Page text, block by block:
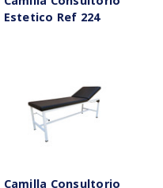
Estetico Ref 224
Camilla Consultorio